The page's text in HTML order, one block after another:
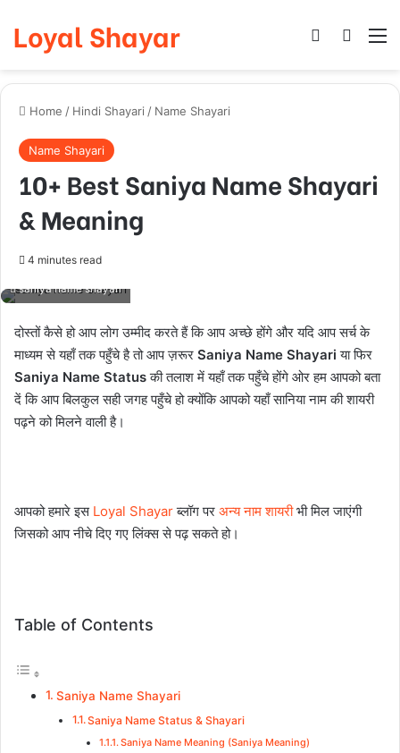
Loyal Shayar Log In
Home / Hindi Shayari / Name Shayari
Name Shayari
10+ Best Saniya Name Shayari
& Meaning
4 minutes read
saniya name shayari
दोस्तों कैसे हो आप लोग उम्मीद करते हैं कि आप अच्छे होंगे और यदि आप सर्च के
माध्यम से यहाँ तक पहुँचे है तो आप ज़रूर Saniya Name Shayariया फिर
Saniya Name Statusकी तलाश में यहाँ तक पहुँचे होंगे ओर हम आपको बता
दें कि आप बिलकुल सही जगह पहुँचे हो क्योंकि आपको यहाँ सानिया नाम की शायरी
पढ़ने को मिलने वाली है।
आपको हमारे इस Loyal Shayarब्लॉग पर अन्य नाम शायरीभी मिल जाएंगी
जिसको आप नीचे दिए गए लिंक्स से पढ़ सकते हो।
Table of Contents
Saniya Name Shayari
Saniya Name Status & Shayari
Saniya Name Meaning (Saniya Meaning)